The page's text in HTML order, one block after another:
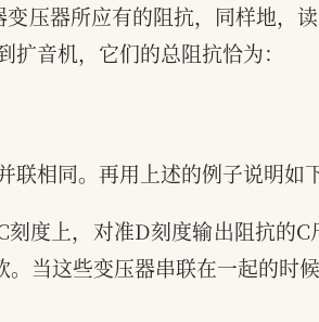
压器所应有的阻抗，同样地，
音机，它们的总阻抗恰为：
相同。再用上述的例子说明如下
度上，对准D刻度输出阻抗的
当这些变压器串联在一起的时候